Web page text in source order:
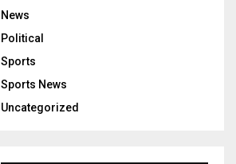
News
Political
Sports
Sports News
Uncategorized